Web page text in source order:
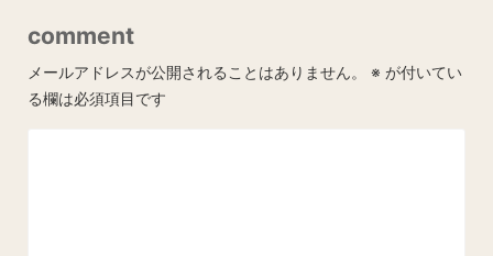
comment
メールアドレスが公開されることはありません。 ※ が付いてい
る欄は必須項目です